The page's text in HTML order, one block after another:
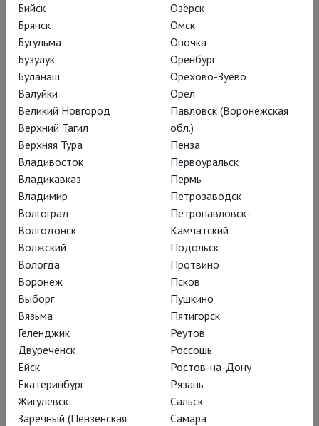
Вадим Рутковский
Романтика безумия
На киноэкранах – «Огненный
ангел», опера Сергея Прокофьева,
поставленная в венском Theater an
der Wien
Либретто – по отчаянно
средневековье роману
декадента, символиста,
эротомана Валерия
Брюсова. Режиссёр
спектакля Андреа Брет
Бийск
Брянск
Бугульма
Бузулук
Буланаш
Валуйки
Великий Новгород
Верхний Тагил
Верхняя Тура
Владивосток
Владикавказ
Владимир
Волгоград
Волгодонск
Волжский
Вологда
Воронеж
Выборг
Вязьма
Геленджик
Двуреченск
Ейск
Екатеринбург
Жигулёвск
Заречный (Пензенская
Озёрск
Омск
Опочка
Оренбург
Орехово-Зуево
Орёл
Павловск (Воронежская
обл.)
Пенза
Первоуральск
Пермь
Петрозаводск
Петропавловск-
Камчатский
Подольск
Протвино
Псков
Пушкино
Пятигорск
Реутов
Россошь
Ростов-на-Дону
Рязань
Сальск
Самара